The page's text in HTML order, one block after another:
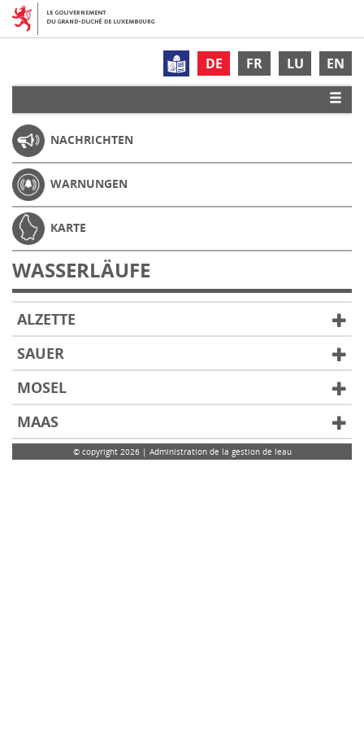
DE FR LU EN
NACHRICHTEN
WARNUNGEN
KARTE
WASSERLÄUFE
ALZETTE
SAUER
MOSEL
MAAS
© copyright 2026 | Administration de la gestion de leau